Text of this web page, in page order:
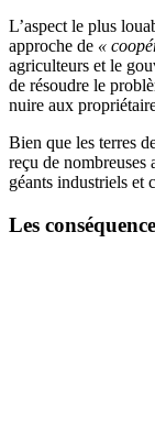
L’aspect le plus
approche de «
agriculteurs et le
de résoudre le
nuire aux
Bien que les terres
reçu de nombreuses
géants industriels et
Les